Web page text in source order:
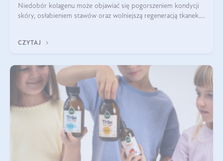
Niedobór kolagenu może objawiać się pogorszeniem kondycji
skóry, osłabieniem stawów oraz wolniejszą regeneracją tkanek.
osłabienie włosów.
CZYTAJ